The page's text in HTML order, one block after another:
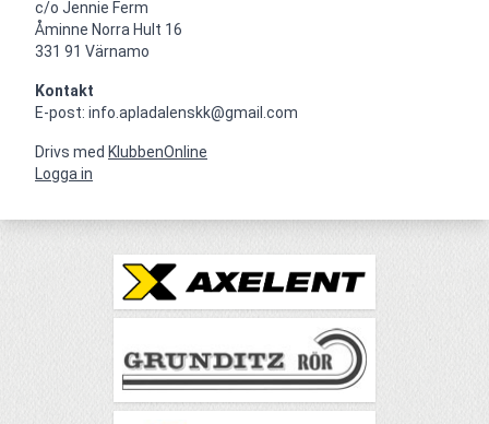
c/o Jennie Ferm
Åminne Norra Hult 16
331 91 Värnamo
Kontakt
E-post: info.apladalenskk@gmail.com
Drivs med KlubbenOnline
Logga in